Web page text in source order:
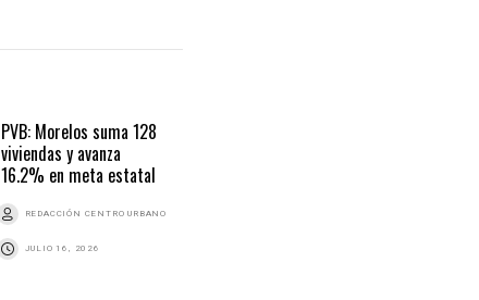
PVB: Morelos suma 128
viviendas y avanza
16.2% en meta estatal
REDACCIÓN CENTRO URBANO
JULIO 16, 2026